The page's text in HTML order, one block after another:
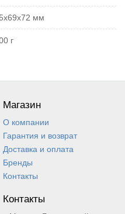
мм
г
Магазин
О компании
Гарантия и возврат
Доставка и оплата
Бренды
Контакты
Контакты